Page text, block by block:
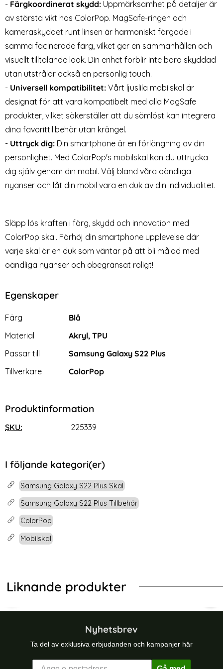
- Färgkoordinerat skydd: Uppmärksamhet på detaljer är
av största vikt hos ColorPop. MagSafe-ringen och
kameraskyddet runt linsen är harmoniskt färgade i
samma facinerade färg, vilket ger en sammanhållen och
visuellt tilltalande look. Din enhet förblir inte bara skyddad
utan utstrålar också en personlig touch.
- Universell kompatibilitet: Vårt ljuslila mobilskal är
designat för att vara kompatibelt med alla MagSafe
produkter, vilket säkerställer att du sömlöst kan integrera
dina favorittillbehör utan krängel.
- Uttryck dig: Din smartphone är en förlängning av din
personlighet. Med ColorPop's mobilskal kan du uttrycka
dig själv genom din mobil. Välj bland våra oändliga
nyanser och låt din mobil vara en duk av din individualitet.
Släpp lös kraften i färg, skydd och innovation med
ColorPop skal. Förhöj din smartphone upplevelse där
varje skal är en duk som väntar på att bli målad med
oändliga nyanser och obegränsat roligt!
Egenskaper
Egenskaper/attribut för denna produkt
Attribut
Färg
Blå
Material
Akryl, TPU
Passar till
Samsung Galaxy S22 Plus
Tillverkare
ColorPop
Produktinformation
SKU: 225339
I följande kategori(er)
Samsung Galaxy S22 Plus Skal
Samsung Galaxy S22 Plus Tillbehör
ColorPop
Mobilskal
Liknande produkter
Galaxy S22 Plus Skal Hybrid Shockproof Blå
ColorPop Samsung Galaxy S22
Nyhetsbrev
Ta del av exklusiva erbjudanden och kampanjer här